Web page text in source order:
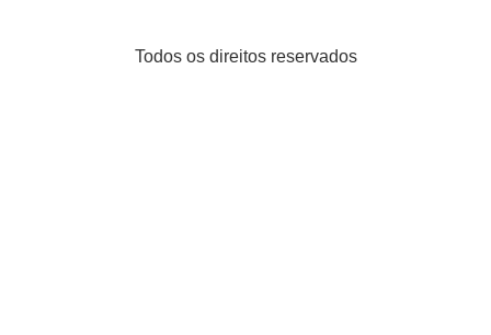
Todos os direitos reservados